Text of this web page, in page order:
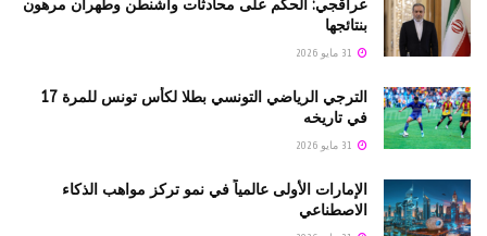
عراقجي: الحكم على محادثات واشنطن وطهران مرهون
بنتائجها
الترجي الرياضي التونسي بطلا لكأس تونس للمرة 17
في تاريخه
الإمارات الأولى عالمياً في نمو تركز مواهب الذكاء
الاصطناعي